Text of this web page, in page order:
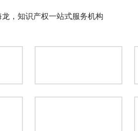
，知识产权一站式服务机构